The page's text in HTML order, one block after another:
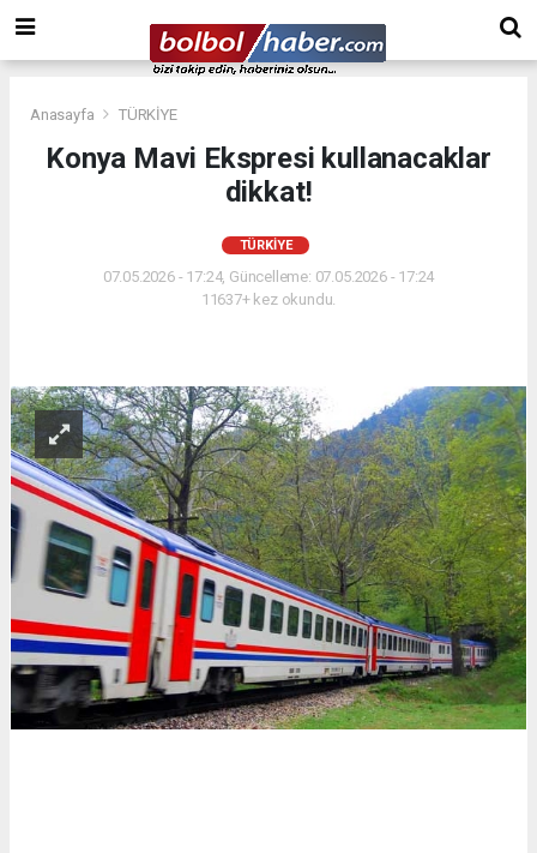
Anasayfa TÜRKİYE
Konya Mavi Ekspresi kullanacaklar
dikkat!
TÜRKİYE
07.05.2026 - 17:24, Güncelleme: 07.05.2026 - 17:24
11637+ kez okundu.